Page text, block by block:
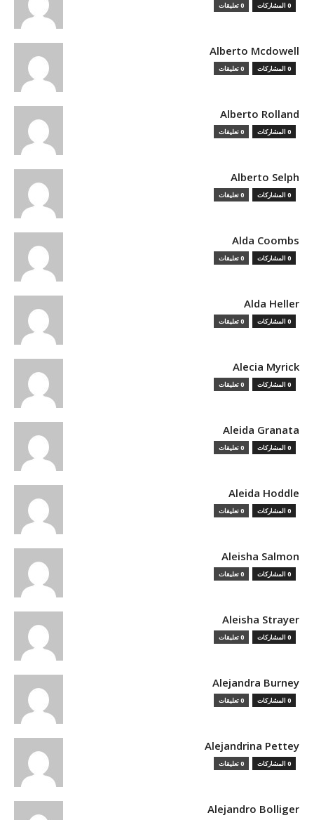
0 المشاركات 0 تعليقات
Alberto Mcdowell
0 المشاركات 0 تعليقات
Alberto Rolland
0 المشاركات 0 تعليقات
Alberto Selph
0 المشاركات 0 تعليقات
Alda Coombs
0 المشاركات 0 تعليقات
Alda Heller
0 المشاركات 0 تعليقات
Alecia Myrick
0 المشاركات 0 تعليقات
Aleida Granata
0 المشاركات 0 تعليقات
Aleida Hoddle
0 المشاركات 0 تعليقات
Aleisha Salmon
0 المشاركات 0 تعليقات
Aleisha Strayer
0 المشاركات 0 تعليقات
Alejandra Burney
0 المشاركات 0 تعليقات
Alejandrina Pettey
0 المشاركات 0 تعليقات
Alejandro Bolliger